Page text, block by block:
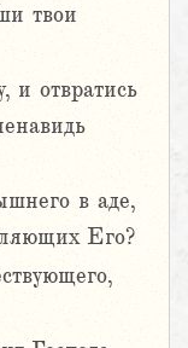
твои
и отвратись
в аде,
Его?